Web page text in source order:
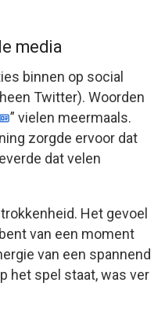
media
binnen op social
Twitter). Woorden
” vielen meermaals.
zorgde ervoor dat
dat velen
Het gevoel
van een moment
van een spannend
het spel staat, was ver